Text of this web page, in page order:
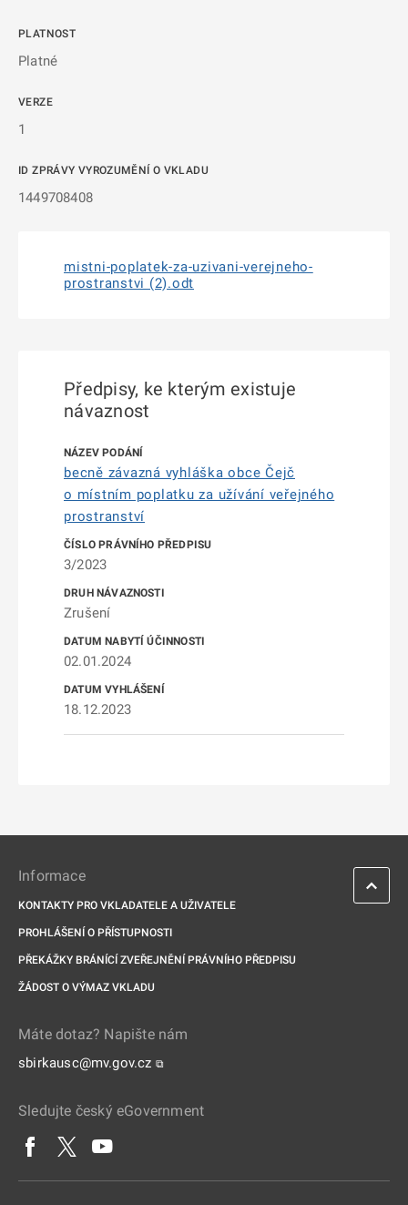
PLATNOST
Platné
VERZE
1
ID ZPRÁVY VYROZUMĚNÍ O VKLADU
1449708408
mistni-poplatek-za-uzivani-verejneho-
prostranstvi (2).odt
Předpisy, ke kterým existuje
návaznost
becně závazná vyhláška obce Čejč
o místním poplatku za užívání veřejného
prostranství
3/2023
Zrušení
02.01.2024
18.12.2023
Informace
KONTAKTY PRO VKLADATELE A UŽIVATELE
PROHLÁŠENÍ O PŘÍSTUPNOSTI
PŘEKÁŽKY BRÁNÍCÍ ZVEŘEJNĚNÍ PRÁVNÍHO PŘEDPISU
ŽÁDOST O VÝMAZ VKLADU
Máte dotaz? Napište nám
sbirkausc@mv.gov.cz ⧉
Sledujte český eGovernment